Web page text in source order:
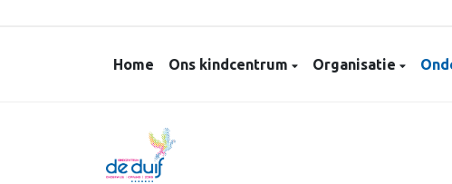
Home Ons kindcentrum Organisatie